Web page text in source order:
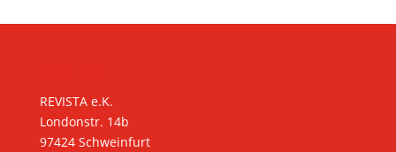
REVISTA e.K.
Londonstr. 14b
97424 Schweinfurt